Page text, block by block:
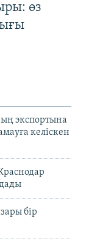
өз
экспортына
келіскен
бір